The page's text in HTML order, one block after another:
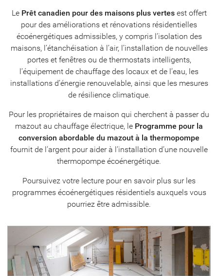
Le Prêt canadien pour des maisons plus vertesest offert
pour des améliorations et rénovations résidentielles
écoénergétiques admissibles, y compris l’isolation des
maisons, l’étanchéisation à l’air, l’installation de nouvelles
portes et fenêtres ou de thermostats intelligents,
l’équipement de chauffage des locaux et de l’eau, les
installations d’énergie renouvelable, ainsi que les mesures
de résilience climatique.
Pour les propriétaires de maison qui cherchent à passer du
mazout au chauffage électrique, le Programme pour la
conversion abordable du mazout à la thermopompe
fournit de l’argent pour aider à l’installation d’une nouvelle
thermopompe écoénergétique.
Poursuivez votre lecture pour en savoir plus sur les
programmes écoénergétiques résidentiels auxquels vous
pourriez être admissible.